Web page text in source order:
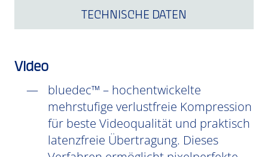
TECHNISCHE DATEN
Video
bluedec™ – hochentwickelte
mehrstufige verlustfreie Kompression
für beste Videoqualität und praktisch
latenzfreie Übertragung. Dieses